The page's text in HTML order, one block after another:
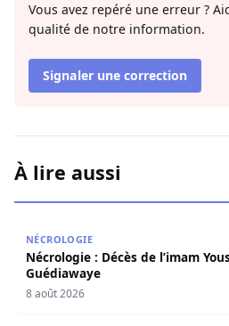
Vous avez repéré une erreur ?
qualité de notre information.
Signaler une correction
À lire aussi
NÉCROLOGIE
Nécrologie : Décès de l’imam
Guédiawaye
8 août 2026